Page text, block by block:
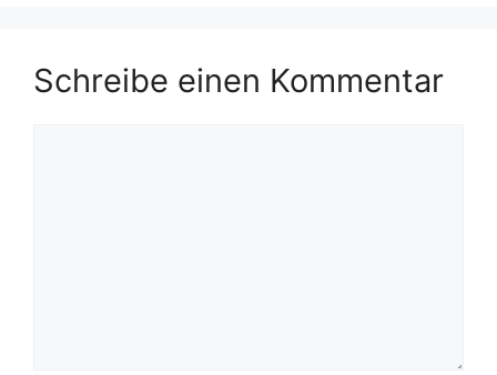
Schreibe einen Kommentar